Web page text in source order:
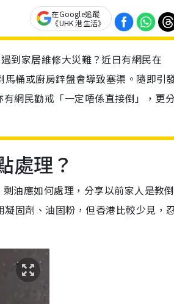
在Google追蹤
《UHK 港生活》
到家居維修大災難？近日有網民在
桶或廚房鋅盤會導致塞渠。隨即引
網民勸戒「一定唔係直接倒」，更
處理？
油應如何處理，分享以前家人是教
固劑、油固粉，但香港比較少見，